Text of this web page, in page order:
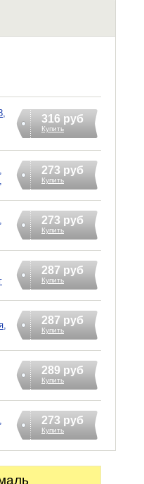
316 руб
Купить
273 руб
Купить
273 руб
Купить
287 руб
Купить
287 руб
Купить
289 руб
Купить
273 руб
Купить